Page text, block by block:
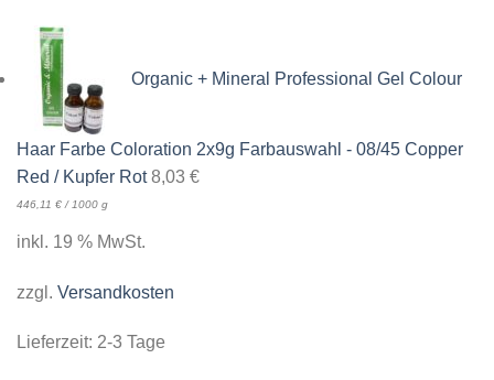
Organic + Mineral Professional Gel Colour
Haar Farbe Coloration 2x9g Farbauswahl - 08/45 Copper
Red / Kupfer Rot 8,03 €
446,11 € / 1000 g
inkl. 19 % MwSt.
zzgl. Versandkosten
Lieferzeit: 2-3 Tage